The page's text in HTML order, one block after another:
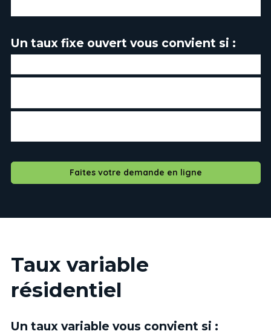
Un taux fixe ouvert vous convient si :
Faites votre demande en ligne
Taux variable
résidentiel
Un taux variable vous convient si :